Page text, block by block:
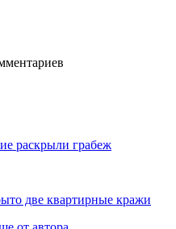
раскрыли грабеж
две квартирные кражи